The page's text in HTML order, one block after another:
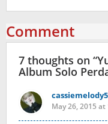
Comment
7 thoughts on “
Album Solo
May 26, 2015 at